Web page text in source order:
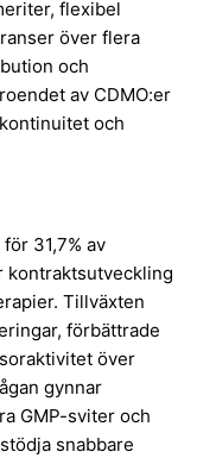
flexibel
över flera
och
av CDMO:er
och
31,7% av
kontraktsutveckling
Tillväxten
förbättrade
över
gynnar
GMP-sviter och
snabbare